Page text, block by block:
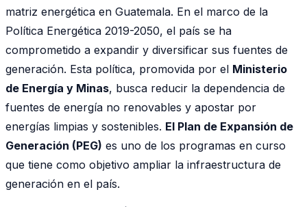
matriz energética en Guatemala. En el marco de la
Política Energética 2019-2050, el país se ha
comprometido a expandir y diversificar sus fuentes de
generación. Esta política, promovida por el Ministerio
de Energía y Minas, busca reducir la dependencia de
fuentes de energía no renovables y apostar por
energías limpias y sostenibles. El Plan de Expansión de
Generación (PEG) es uno de los programas en curso
que tiene como objetivo ampliar la infraestructura de
generación en el país.